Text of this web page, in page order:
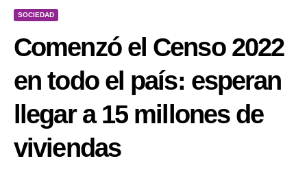
SOCIEDAD
Comenzó el Censo 2022
en todo el país: esperan
llegar a 15 millones de
viviendas